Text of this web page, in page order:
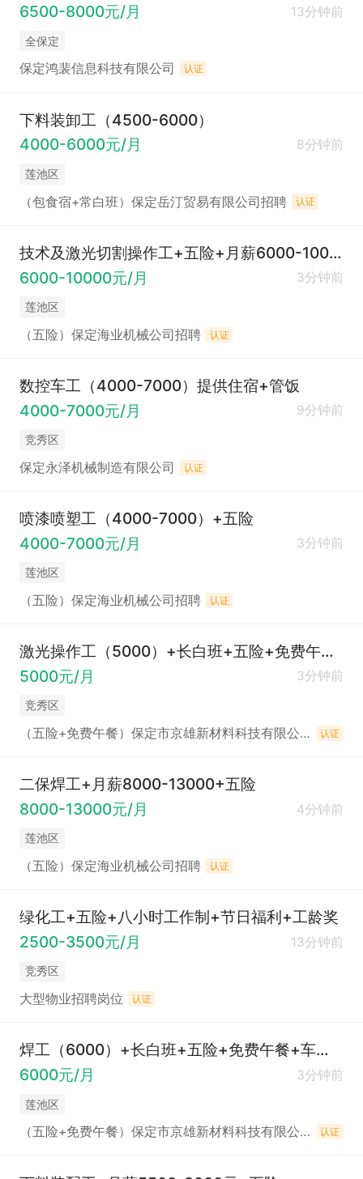
6500-8000元/月 13分钟前
全保定
保定鸿裴信息科技有限公司 认证
下料装卸工（4500-6000）
4000-6000元/月
8分钟前
莲池区
（包食宿+常白班）保定岳汀贸易有限公司招聘 认证
技术及激光切割操作工+五险+月薪6000-10000元
6000-10000元/月
3分钟前
莲池区
（五险）保定海业机械公司招聘 认证
数控车工（4000-7000）提供住宿+管饭
4000-7000元/月
9分钟前
竞秀区
保定永泽机械制造有限公司 认证
喷漆喷塑工（4000-7000）+五险
4000-7000元/月
3分钟前
莲池区
（五险）保定海业机械公司招聘 认证
激光操作工（5000）+长白班+五险+免费午餐+车补+劳保用品+节假日福利
5000元/月
3分钟前
竞秀区
（五险+免费午餐）保定市京雄新材料科技有限公司招聘 认证
二保焊工+月薪8000-13000+五险
8000-13000元/月
4分钟前
莲池区
（五险）保定海业机械公司招聘 认证
绿化工+五险+八小时工作制+节日福利+工龄奖
2500-3500元/月
13分钟前
竞秀区
大型物业招聘岗位 认证
焊工（6000）+长白班+五险+免费午餐+车补+劳保用品+节假日福利
6000元/月
3分钟前
莲池区
（五险+免费午餐）保定市京雄新材料科技有限公司招聘 认证